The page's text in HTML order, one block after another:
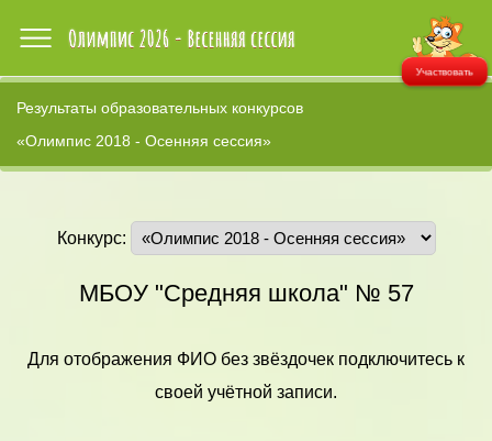
Участвовать
Результаты образовательных конкурсов
«Олимпис 2018 - Осенняя сессия»
Конкурс:
МБОУ "Средняя школа" № 57
Для отображения ФИО без звёздочек подключитесь к
своей учётной записи.